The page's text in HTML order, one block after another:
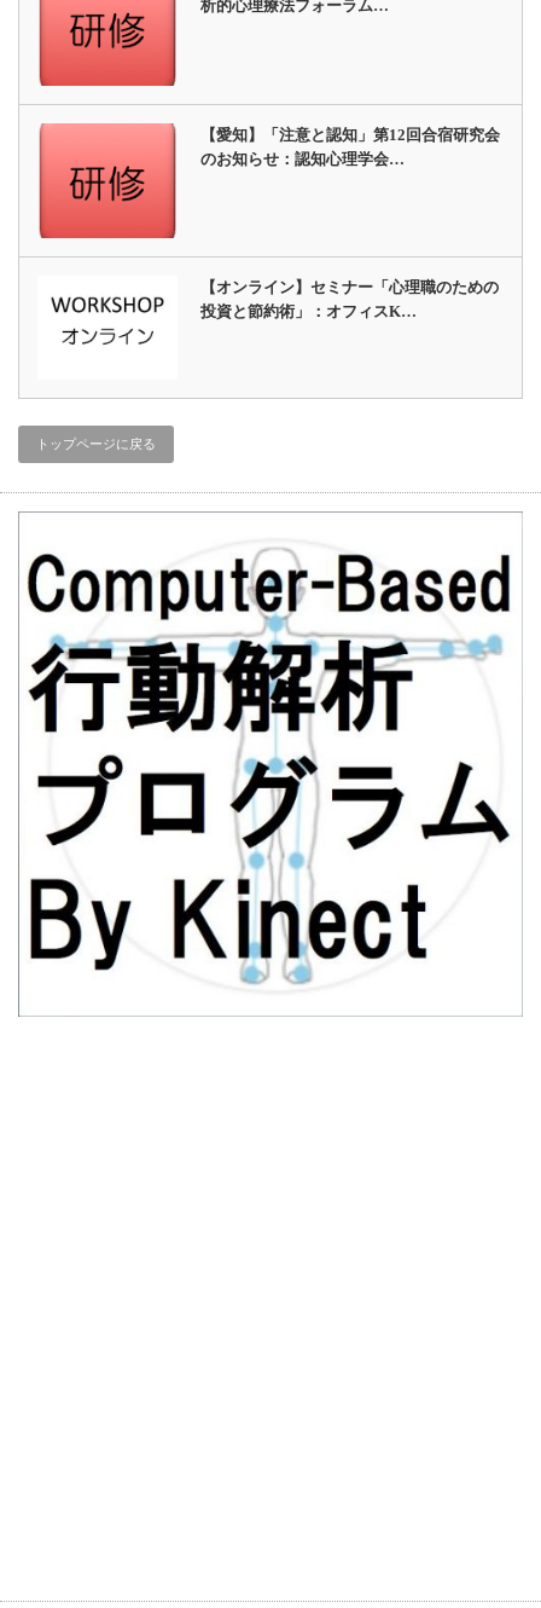
析的心理療法フォーラム…
【愛知】「注意と認知」第12回合宿研究会
のお知らせ：認知心理学会…
【オンライン】セミナー「心理職のための
投資と節約術」：オフィスK…
トップページに戻る